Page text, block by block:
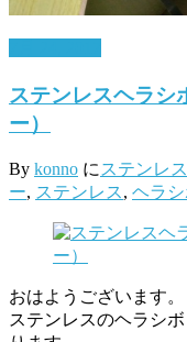
ステンレスヘラシ
ー）
By konno に ステンレス
ー, ステンレス, ヘラシ
おはようございます。
ステンレスのヘラシ